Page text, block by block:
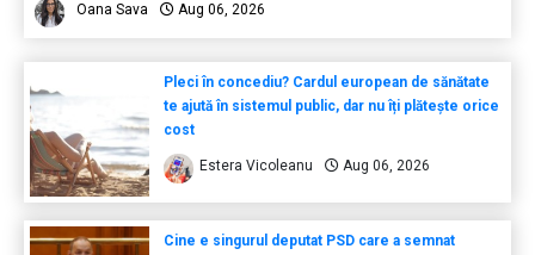
Oana Sava Aug 06, 2026
Pleci în concediu? Cardul european de sănătate
te ajută în sistemul public, dar nu îți plătește orice
cost
Estera Vicoleanu Aug 06, 2026
Cine e singurul deputat PSD care a semnat